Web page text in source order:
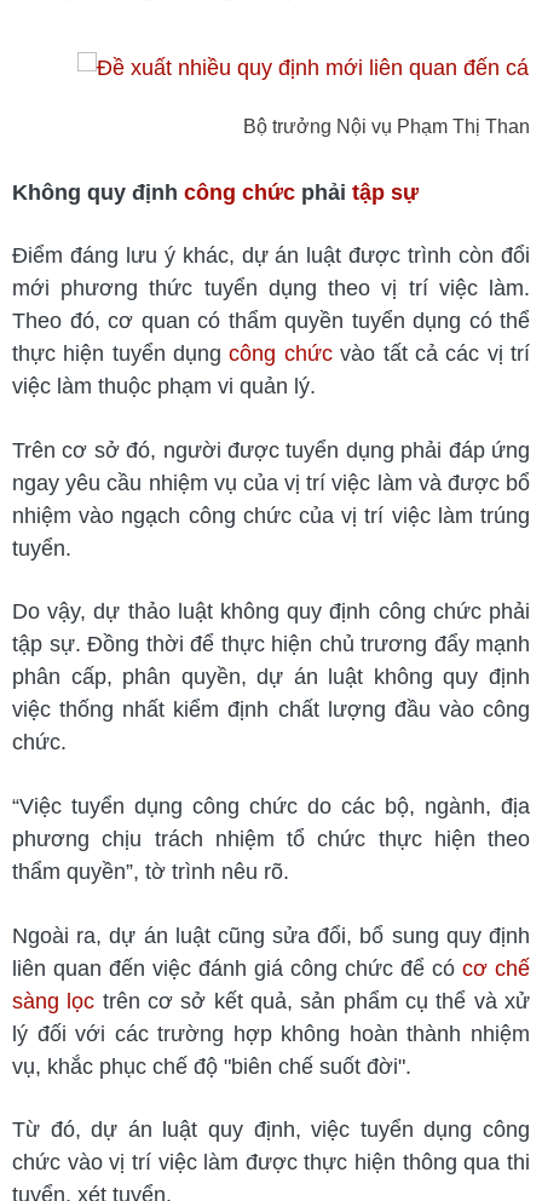
Bộ trưởng Nội vụ Phạm Thị
Không quy định công chức phải tập sự
Điểm đáng lưu ý khác, dự án luật được trình còn đổi
mới phương thức tuyển dụng theo vị trí việc làm.
Theo đó, cơ quan có thẩm quyền tuyển dụng có thể
thực hiện tuyển dụngcông chứcvào tất cả các vị trí
việc làm thuộc phạm vi quản lý.
Trên cơ sở đó, người được tuyển dụng phải đáp ứng
ngay yêu cầu nhiệm vụ của vị trí việc làm và được bổ
nhiệm vào ngạch công chức của vị trí việc làm trúng
tuyển.
Do vậy, dự thảo luật không quy định công chức phải
tập sự. Đồng thời để thực hiện chủ trương đẩy mạnh
phân cấp, phân quyền, dự án luật không quy định
việc thống nhất kiểm định chất lượng đầu vào công
chức.
“Việc tuyển dụng công chức do các bộ, ngành, địa
phương chịu trách nhiệm tổ chức thực hiện theo
thẩm quyền”, tờ trình nêu rõ.
Ngoài ra, dự án luật cũng sửa đổi, bổ sung quy định
liên quan đến việc đánh giá công chức để có cơ chế
sàng lọc trên cơ sở kết quả, sản phẩm cụ thể và xử
lý đối với các trường hợp không hoàn thành nhiệm
vụ, khắc phục chế độ "biên chế suốt đời".
Từ đó, dự án luật quy định, việc tuyển dụng công
chức vào vị trí việc làm được thực hiện thông qua thi
tuyển, xét tuyển.